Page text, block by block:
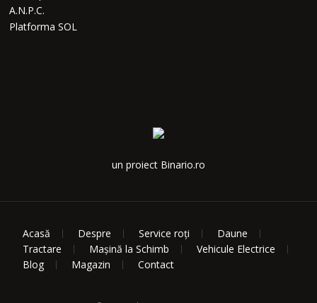
A.N.P.C.
Platforma SOL
un proiect Binario.ro
Acasă Despre Service roți
Daune
Tractare
Mașină la Schimb
Vehicule Electrice
Blog
Magazin Contact